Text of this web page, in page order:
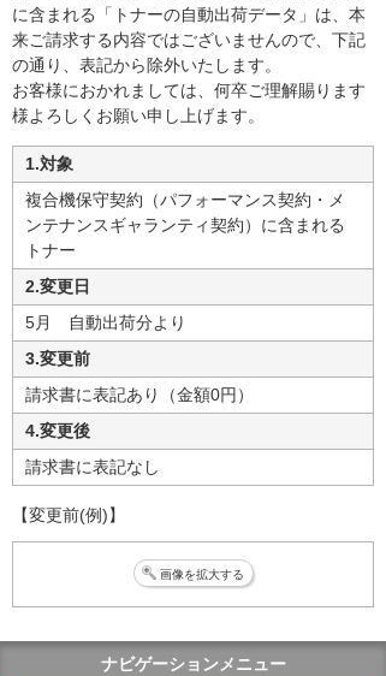
に含まれる「トナーの自動出荷データ」は、本
来ご請求する内容ではございませんので、下記
の通り、表記から除外いたします。
お客様におかれましては、何卒ご理解賜ります
様よろしくお願い申し上げます。
1.対象
複合機保守契約（パフォーマンス契約・メ
ンテナンスギャランティ契約）に含まれる
トナー
2.変更日
5月 自動出荷分より
3.変更前
請求書に表記あり（金額0円）
4.変更後
請求書に表記なし
【変更前(例)】
画像を拡大する
ナビゲーションメニュー